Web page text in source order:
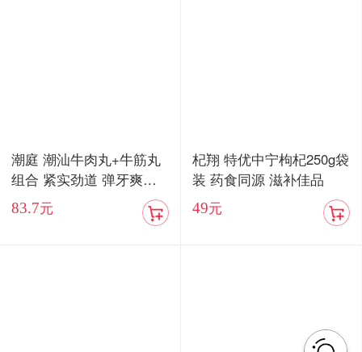
潮庭 潮汕牛肉丸+牛筋丸
组合 紧实劲道 弹牙爽口
顺丰包邮
83.7元
杞翔 特优中宁枸杞250g袋
装 药食同源 滋补佳品
49元